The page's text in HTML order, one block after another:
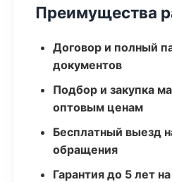
Преимущества
Договор и полный
документов
Подбор и закупка
оптовым ценам
Бесплатный выезд
обращения
Гарантия до 5 лет